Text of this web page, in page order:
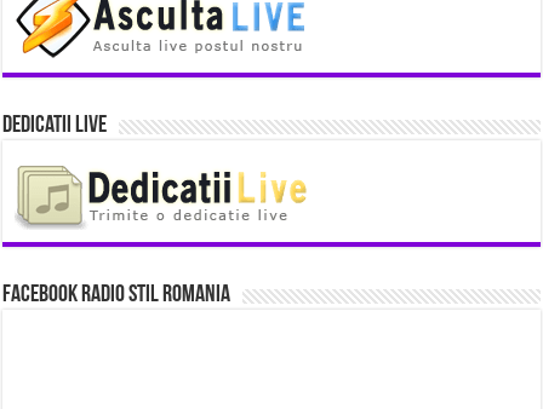
Dedicatii Live
Facebook Radio Stil Romania